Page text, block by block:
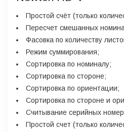
Простой счёт (только
Пересчет смешанных
Фасовка по количеству
Режим суммирования;
Сортировка по номиналу;
Сортировка по стороне;
Сортировка по ориентации;
Сортировка по стороне и
Считывание серийных
Простой счет (только